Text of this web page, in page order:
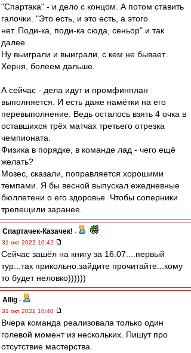
"Спартака" - и дело с концом. А потом ставить
галочки. "Это есть, и это есть, а этого
нет..Поди-ка, поди-ка сюда, сеньор" и так
далее
Ну выиграли и выиграли, с кем не бывает..
Херня, болеем дальше.
А сейчас - дела идут и промфинплан
выполняется. И есть даже намётки на его
перевыполнение. Ведь осталось взять 4 очка в
оставшихся трёх матчах третьего отрезка
чемпионата.
Физика в порядке, в команде лад - чего ещё
желать?
Мозес, сказали, поправляется хорошими
темпами. Я бы весной выпускал ежедневные
бюллетени о его здоровье. Чтобы соперники
трепещили заранее.
Спартачек-Казачек! -
31 окт 2022 10:42
Сейчас зашёл на книгу за 16.07....первый
тур...так прикольно.зайдите прочитайте...кому
то будет неловко))))))
Allig -
31 окт 2022 10:40
Вчера команда реализовала только один
голевой момент из нескольких. Пишут про
отсутствие мастерства.